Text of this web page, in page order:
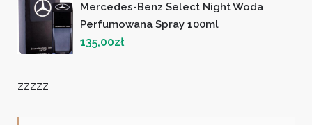
Mercedes-Benz Select Night Woda
Perfumowana Spray 100ml
135,00zł
zzzzz